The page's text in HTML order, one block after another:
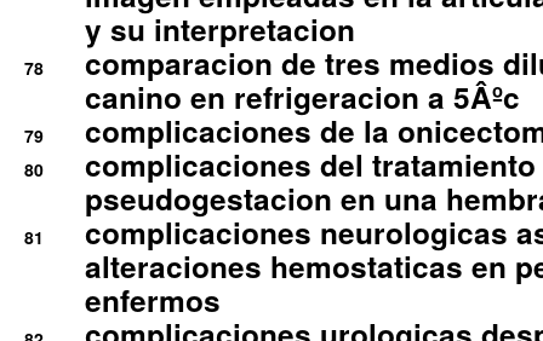
y su interpretacion
78
comparacion de tres medios
canino en refrigeracion a 5Âºc
79 complicaciones de la
80
complicaciones del
pseudogestacion en una
81
complicaciones neurologicas
alteraciones hemostaticas en
enfermos